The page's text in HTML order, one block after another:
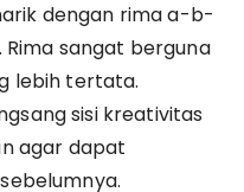
dengan rima a-b-
sangat berguna
lebih tertata.
sisi kreativitas
agar dapat